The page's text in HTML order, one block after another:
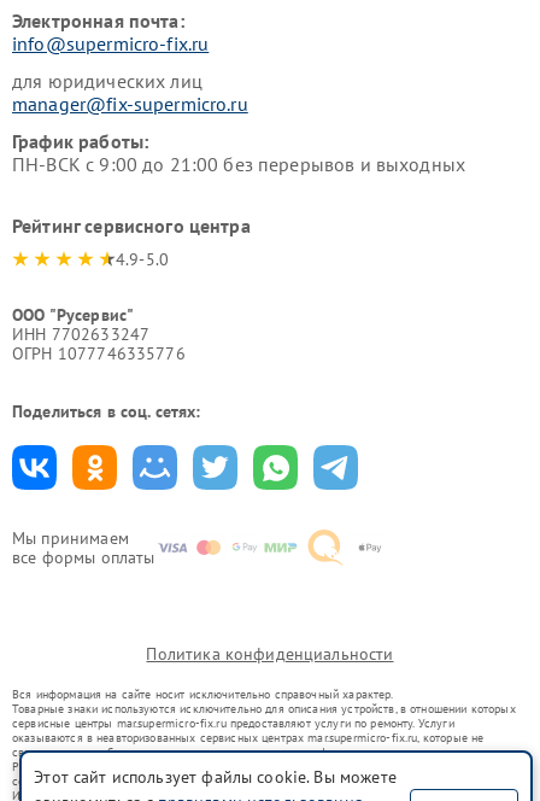
Мы принимаем
все формы оплаты
Электронная почта:
info@supermicro-fix.ru
для юридических лиц
manager@fix-supermicro.ru
График работы:
ПН-ВСК с 9:00 до 21:00 без перерывов и выходных
Рейтинг сервисного центра
4.9-5.0
ООО "Русервис"
ИНН 7702633247
ОГРН 1077746335776
Поделиться в соц. сетях:
Политика конфиденциальности
Вся информация на сайте носит исключительно справочный характер.
Товарные знаки используются исключительно для описания устройств, в отношении которых
сервисные центры mar.supermicro-fix.ru предоставляют услуги по ремонту. Услуги
оказываются в неавторизованных сервисных центрах mar.supermicro-fix.ru, которые не
связаны с правообладателями товарных знаков или их официальными представителями.
Ремонт осуществляется для устройств, уже введенных в гражданский оборот в соответствии
со статьей 1487 ГК РФ.
Использование товарных знаков не преследует цели индивидуализации услуг или введения
Этот сайт использует файлы cookie. Вы можете